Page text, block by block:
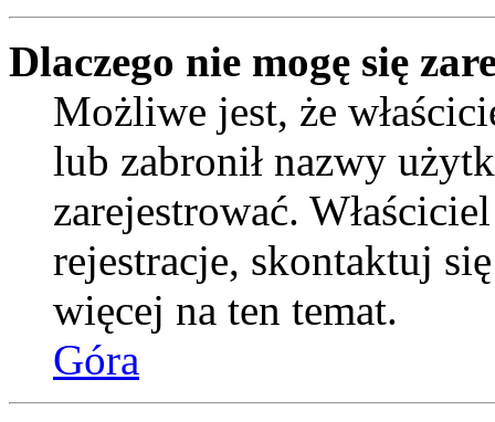
Dlaczego nie mogę się
Możliwe jest, że
lub zabronił nazwy
zarejestrować.
rejestracje, skontaktuj
więcej na ten temat.
Góra